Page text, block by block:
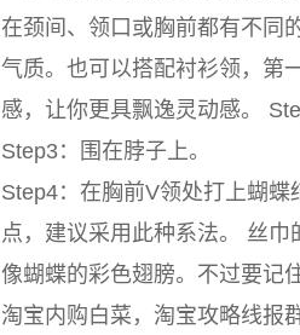
在颈间、领口或胸前都有不同
气质。也可以搭配衬衫领，第
感，让你更具飘逸灵动感。
Step3：围在脖子上。
Step4：在胸前V领处打上蝴
点，建议采用此种系法。 丝
像蝴蝶的彩色翅膀。不过要记住
淘宝内购白菜，淘宝攻略线报